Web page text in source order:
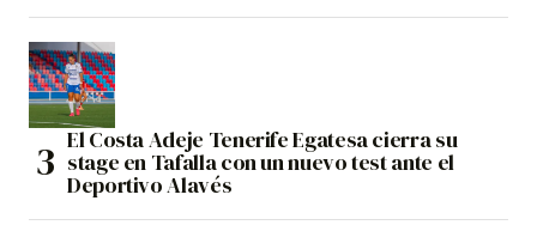
El Costa Adeje Tenerife Egatesa cierra su
stage en Tafalla con un nuevo test ante el
Deportivo Alavés